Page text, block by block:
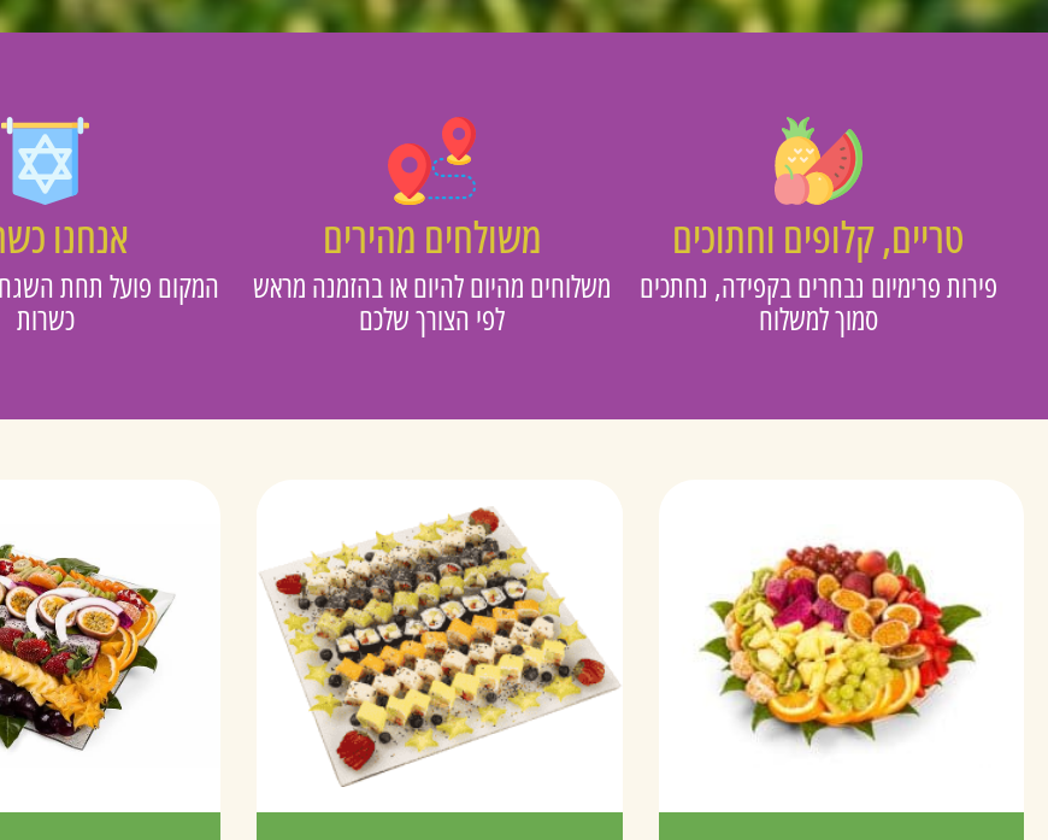
טריים, קלופים וחתוכים
פירות פרימיום נבחרים בקפידה, נחתכים
סמוך למשלוח
משולחים מהירים
משלוחים מהיום להיום או בהזמנה מראש
לפי הצורך שלכם
אנחנו
המקום פועל תחת
כשרות